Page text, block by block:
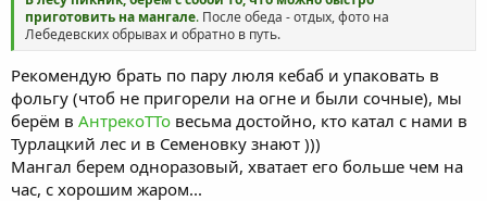
приготовить на мангале. После обеда - отдых, фото на
Лебедевских обрывах и обратно в путь.
Рекомендую брать по пару люля кебаб и упаковать в
фольгу (чтоб не пригорели на огне и были сочные), мы
берём в АнтрекоТТо весьма достойно, кто катал с нами в
Турлацкий лес и в Семеновку знают )))
Мангал берем одноразовый, хватает его больше чем на
час, с хорошим жаром...